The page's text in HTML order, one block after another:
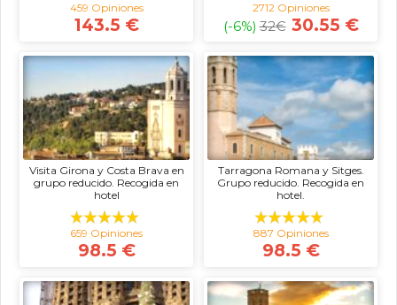
459 Opiniones
143.5 €
2712 Opiniones
(-6%) 32€ 30.55 €
Visita Girona y Costa Brava en
grupo reducido. Recogida en
hotel
659 Opiniones
98.5 €
Tarragona Romana y Sitges.
Grupo reducido. Recogida en
hotel.
887 Opiniones
98.5 €